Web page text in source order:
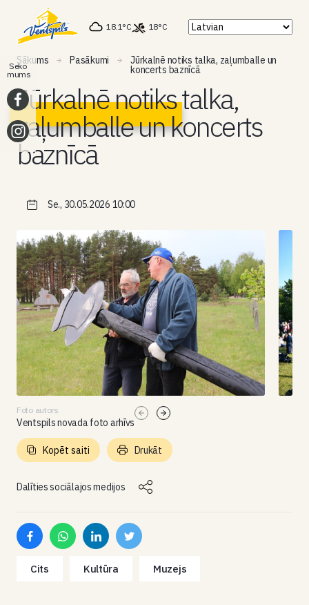
18.1°C 18°C
Sākums Pasākumi Jūrkalnē notiks talka, zaļumballe un
koncerts baznīcā
Jūrkalnē notiks talka,
zaļumballe un koncerts
baznīcā
Se., 30.05.2026 10:00
Foto autors
Ventspils novada foto arhīvs
Dalīties sociālajos medijos
Kopēt saiti Drukāt
Cits Kultūra Muzejs
Seko
mums